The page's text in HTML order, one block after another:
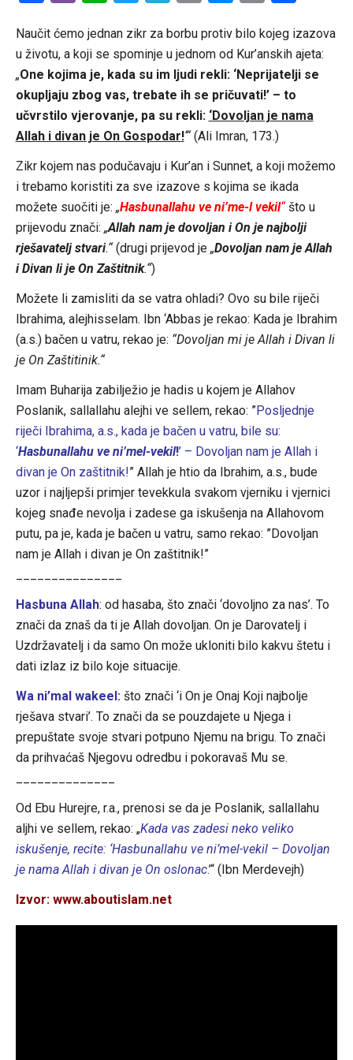
Naučit ćemo jednan zikr za borbu protiv bilo kojeg izazova
u životu, a koji se spominje u jednom od Kur’anskih ajeta:
„One kojima je, kada su im ljudi rekli: ‘Neprijatelji se
okupljaju zbog vas, trebate ih se pričuvati!’ – to
učvrstilo vjerovanje, pa su rekli: ‘Dovoljan je nama
Allah i divan je On Gospodar!‘“(Ali Imran, 173.)
Zikr kojem nas podučavaju i Kur’an i Sunnet, a koji možemo
i trebamo koristiti za sve izazove s kojima se ikada
možete suočiti je: „Hasbunallahu ve ni’me-l vekil“što u
prijevodu znači: „Allah nam je dovoljan i On je najbolji
rješavatelj stvari.“(drugi prijevod je „Dovoljan nam je Allah
i Divan li je On Zaštitnik.“)
Možete li zamisliti da se vatra ohladi? Ovo su bile riječi
Ibrahima, alejhisselam. Ibn ‘Abbas je rekao: Kada je Ibrahim
(a.s.) bačen u vatru, rekao je: “Dovoljan mi je Allah i Divan li
je On Zaštitinik.“
Imam Buharija zabilježio je hadis u kojem je Allahov
Poslanik, sallallahu alejhi ve sellem, rekao: ”Posljednje
riječi Ibrahima, a.s., kada je bačen u vatru, bile su:
‘Hasbunallahu ve ni’mel-vekil!’ – Dovoljan nam je Allah i
divan je On zaštitnik!” Allah je htio da Ibrahim, a.s., bude
uzor i najljepši primjer tevekkula svakom vjerniku i vjernici
kojeg snađe nevolja i zadese ga iskušenja na Allahovom
putu, pa je, kada je bačen u vatru, samo rekao: ”Dovoljan
nam je Allah i divan je On zaštitnik!”
Hasbuna Allah: od hasaba, što znači ‘dovoljno za nas’. To
znači da znaš da ti je Allah dovoljan. On je Darovatelj i
Uzdržavatelj i da samo On može ukloniti bilo kakvu štetu i
dati izlaz iz bilo koje situacije.
Wa ni’mal wakeel: što znači ‘i On je Onaj Koji najbolje
rješava stvari’. To znači da se pouzdajete u Njega i
prepuštate svoje stvari potpuno Njemu na brigu. To znači
da prihvaćaš Njegovu odredbu i pokoravaš Mu se.
Od Ebu Hurejre, r.a., prenosi se da je Poslanik, sallallahu
aljhi ve sellem, rekao: „Kada vas zadesi neko veliko
iskušenje, recite: ‘Hasbunallahu ve ni’mel-vekil – Dovoljan
je nama Allah i divan je On oslonac.’“ (Ibn Merdevejh)
Izvor: www.aboutislam.net